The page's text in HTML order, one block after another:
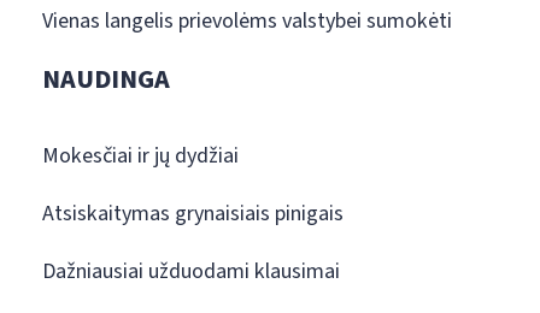
Vienas langelis prievolėms valstybei sumokėti
NAUDINGA
Mokesčiai ir jų dydžiai
Atsiskaitymas grynaisiais pinigais
Dažniausiai užduodami klausimai